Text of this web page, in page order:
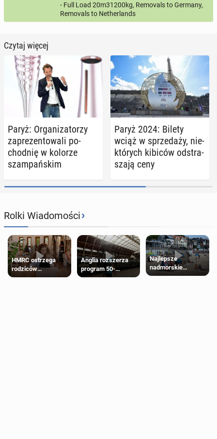
- Full Load 20m31200kg, Removals to Germany,
Removals to Netherlands
Czytaj więcej
Paryż: Or­ga­ni­za­to­rzy
za­pre­zen­to­wa­li po­
chod­nię w kolorze
szam­pań­skim
Paryż 2024: Bilety
wciąż w sprze­da­ży, nie­
któ­rych kibiców od­stra­
sza­ją ceny
Rolki Wiadomości›
HMRC ostrzega
rodziców
pobierających Child
Anglia rozszerza
program 50-
procentowych
Najlepsze
nadmorskie
miasteczko blisko